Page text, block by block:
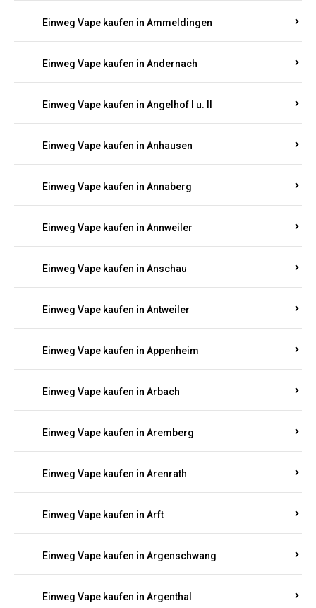
Einweg Vape kaufen in Ammeldingen
Einweg Vape kaufen in Andernach
Einweg Vape kaufen in Angelhof I u. II
Einweg Vape kaufen in Anhausen
Einweg Vape kaufen in Annaberg
Einweg Vape kaufen in Annweiler
Einweg Vape kaufen in Anschau
Einweg Vape kaufen in Antweiler
Einweg Vape kaufen in Appenheim
Einweg Vape kaufen in Arbach
Einweg Vape kaufen in Aremberg
Einweg Vape kaufen in Arenrath
Einweg Vape kaufen in Arft
Einweg Vape kaufen in Argenschwang
Einweg Vape kaufen in Argenthal